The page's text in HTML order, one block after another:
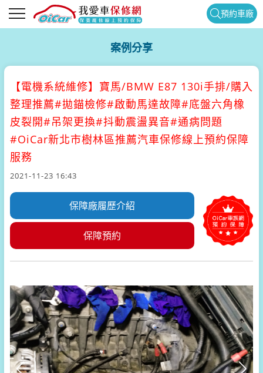
預約車廠
案例分享
【電機系統維修】 寶馬/BMW E87 130i手排/購入
整理推薦#拋錨檢修#啟動馬達故障#底盤六角橡
皮裂開#吊架更換#抖動震盪異音#通病問題
#OiCar新北市樹林區推薦汽車保修線上預約保障
服務
2021-11-23 16:43
保障廠履歷介紹
保障預約